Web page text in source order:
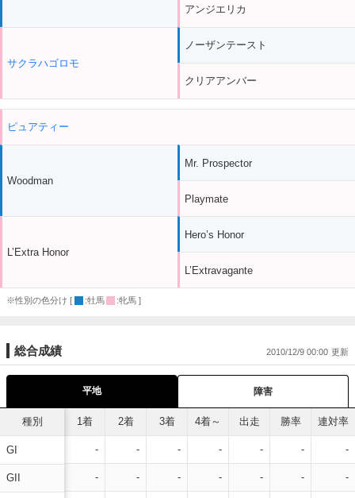
サクラハゴロモ
アンジエリカ
ノーザンテースト
クリアアンバー
ピュアティー
Woodman
L’Extra Honor
Mr. Prospector
Playmate
Hero’s Honor
L’Extravagante
※性別の色分け [ :牡馬 :牝馬 ]
総合成績 2010/12/9 00:00
平地 障害
種別
GI
GII
1着 2着 3着 4着～ 出走 勝率 連対率
- - - - - - -
- - - - - - -